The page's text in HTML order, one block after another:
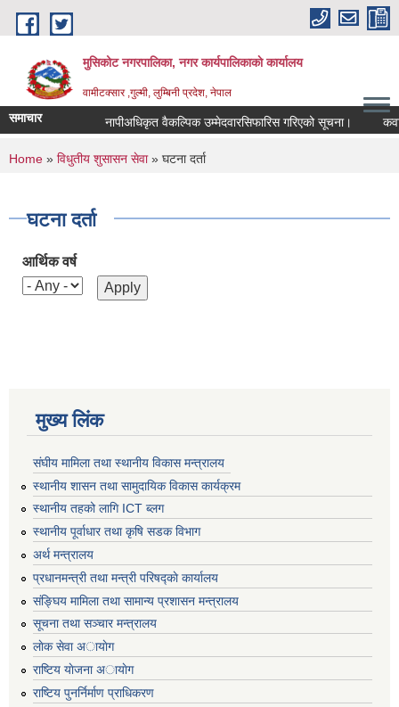
Skip to main content
मुसिकोट नगरपालिका, नगर कार्यपालिकाकाे कार्यालय
वामीटक्सार ,गुल्मी, लुम्बिनी प्रदेश, नेपाल
समाचार नापीअधिकृत वैकल्पिक उम्मेदवारसिफारिस गरिएको सूचना। कवाडी
You are here
Home » विधुतीय शुसासन सेवा» घटना दर्ता
घटना दर्ता
आर्थिक वर्ष
मुख्य लिंक
संघीय मामिला तथा स्थानीय विकास मन्त्रालय
स्थानीय शासन तथा सामुदायिक विकास कार्यक्रम
स्थानीय तहको लागि ICT ब्लग
स्थानीय पूर्वाधार तथा कृषि सडक विभाग
अर्थ मन्त्रालय
प्रधानमन्त्री तथा मन्त्री परिषद्काे कार्यालय
संङ्घिय मामिला तथा सामान्य प्रशासन मन्त्रालय
सूचना तथा सञ्चार मन्त्रालय
लाेक सेवा अायाेग
राष्टिय याेजना अायाेग
राष्टिय पुनर्निर्माण प्राधिकरण